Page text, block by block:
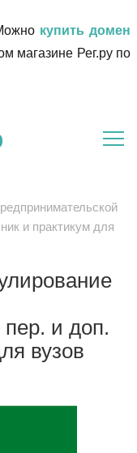
купить домен
магазине Рег.ру по
и практикум для
пер. и доп.
вузов